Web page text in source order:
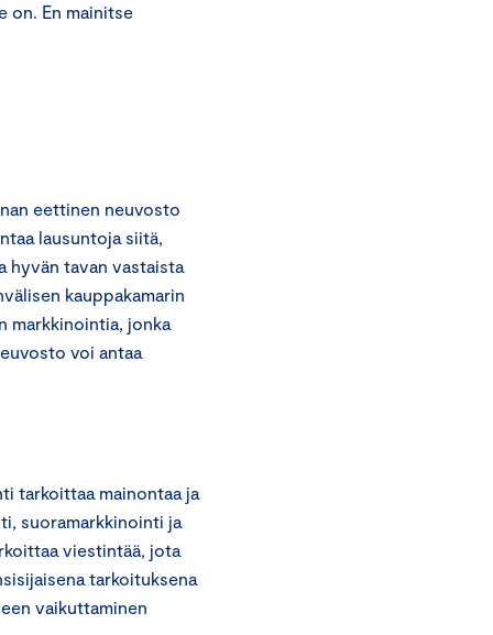
on. En mainitse
eettinen neuvosto
lausuntoja siitä,
hyvän tavan vastaista
kauppakamarin
markkinointia, jonka
voi antaa
tarkoittaa mainontaa ja
suoramarkkinointi ja
viestintää, jota
tarkoituksena
vaikuttaminen